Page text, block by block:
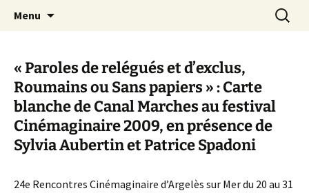
Canal Marches
Menu
« Paroles de relégués et d’exclus,
Roumains ou Sans papiers » : Carte
blanche de Canal Marches au festival
Cinémaginaire 2009, en présence de
Sylvia Aubertin et Patrice Spadoni
24e Rencontres Cinémaginaire d’Argelès sur Mer du 20 au 31